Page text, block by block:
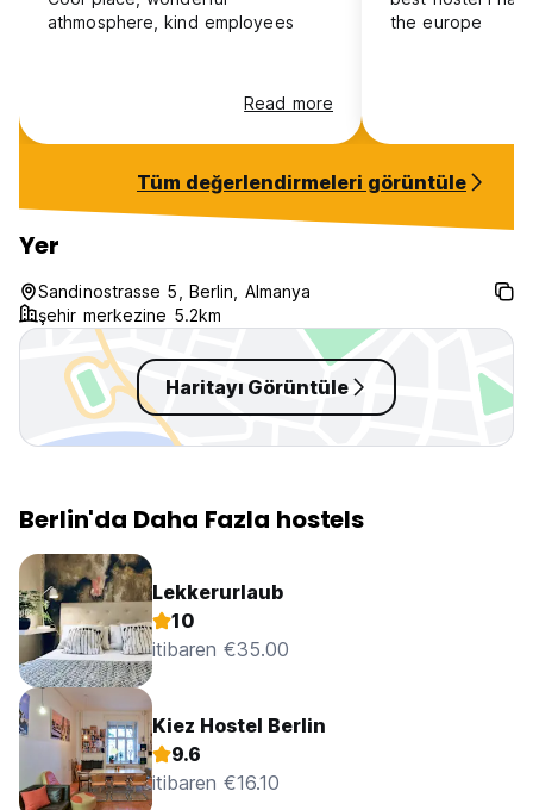
athmosphere, kind employees
Read more
the europe
Tüm değerlendirmeleri görüntüle
Yer
Sandinostrasse 5, Berlin, Almanya
şehir merkezine 5.2km
Haritayı Görüntüle
Berlin'da Daha Fazla hostels
Lekkerurlaub
10
itibaren €35.00
Kiez Hostel Berlin
9.6
itibaren €16.10